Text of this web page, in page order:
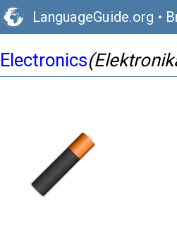
LanguageGuide.org •
Electronics